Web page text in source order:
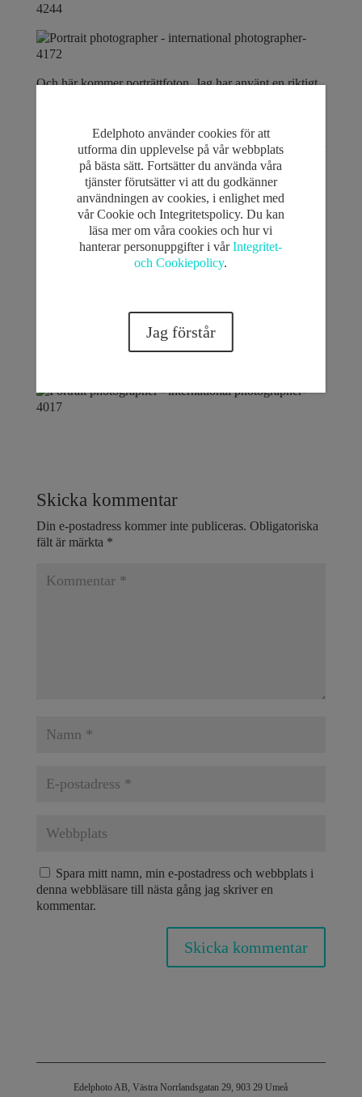
Och här kommer porträttfoton. Jag har använt en riktigt
brukar använda det för ”beauty photography eller
liknande”. Men självklart ville jag bjuda min kund på det
absolut bästa man kunde erbjuda när det gäller
ljuskvalitet! 🙂
Skicka kommentar
Din e-postadress kommer inte publiceras. Obligatoriska
fält är märkta *
Spara mitt namn, min e-postadress och webbplats i
denna webbläsare till nästa gång jag skriver en
kommentar.
Edelphoto AB, Västra Norrlandsgatan 29, 903 29 Umeå
Edelphoto använder cookies för att
utforma din upplevelse på vår webbplats
på bästa sätt. Fortsätter du använda våra
tjänster förutsätter vi att du godkänner
användningen av cookies, i enlighet med
vår Cookie och Integritetspolicy. Du kan
läsa mer om våra cookies och hur vi
hanterar personuppgifter i vårIntegritet-
och Cookiepolicy.
Jag förstår